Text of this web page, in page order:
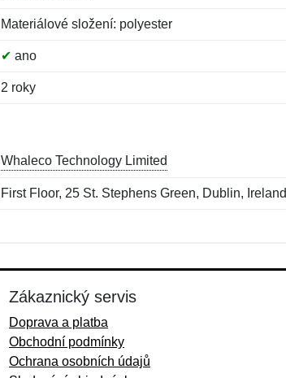
Materiálové složení: polyester
✔ ano
2 roky
Whaleco Technology Limited
First Floor, 25 St. Stephens Green, Dublin, Ireland
Zákaznický servis
Doprava a platba
Obchodní podmínky
Ochrana osobních údajů